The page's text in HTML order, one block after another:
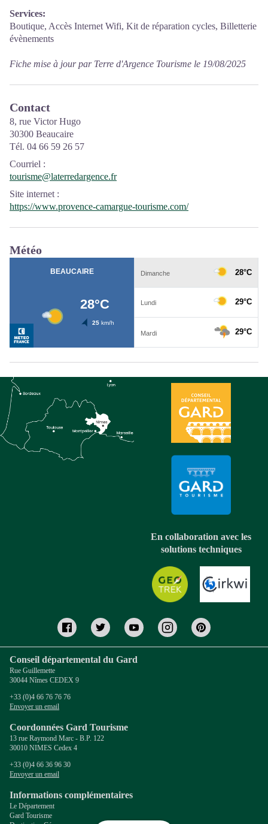
Services:
Boutique, Accès Internet Wifi, Kit de réparation cycles, Billetterie
évènements
Fiche mise à jour par Terre d'Argence Tourisme le 19/08/2025
Contact
8, rue Victor Hugo
30300 Beaucaire
Tél. 04 66 59 26 57
Courriel :
tourisme@laterredargence.fr
Site internet :
https://www.provence-camargue-tourisme.com/
Météo
En collaboration avec les
solutions techniques
Conseil départemental du Gard
Rue Guillemette
30044 Nîmes CEDEX 9
+33 (0)4 66 76 76 76
Envoyer un email
Coordonnées Gard Tourisme
13 rue Raymond Marc - B.P. 122
30010 NIMES Cedex 4
+33 (0)4 66 36 96 30
Envoyer un email
Informations complémentaires
Le Département
Gard Tourisme